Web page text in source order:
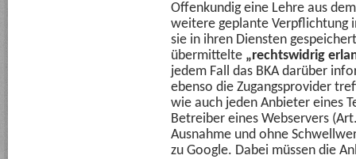
Offenkundig eine Lehre aus
weitere geplante Verpflichtung
sie in ihren Diensten
übermittelte „rechtswidrig
jedem Fall das BKA darüber
ebenso die Zugangsprovider
wie auch jeden Anbieter eines
Betreiber eines Webservers
Ausnahme und ohne
zu Google. Dabei müssen die